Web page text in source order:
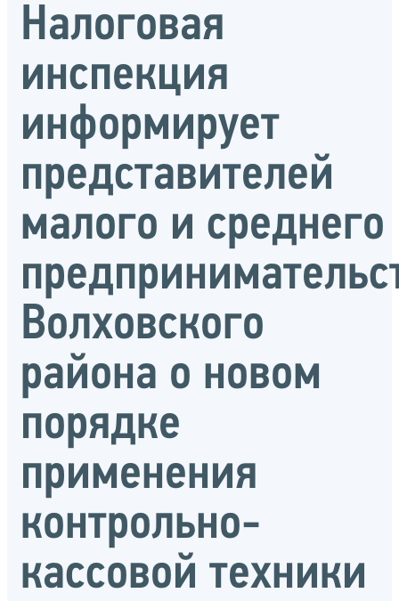
Налоговая
инспекция
информирует
представителей
малого и среднего
Волховского
района о новом
порядке
применения
контрольно-
кассовой техники